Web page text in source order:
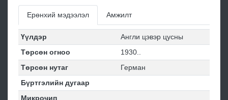
Ерөнхий мэдээлэл Амжилт
Үүлдэр
Англи цэвэр цусны
Төрсөн огноо
1930..
Төрсөн нутаг
Герман
Бүртгэлийн дугаар
Микрочип